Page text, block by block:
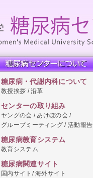
糖尿病・代謝内科について
教授挨拶 / 沿革
センターの取り組み
ヤングの会 / あけぼの会 /
グループミーティング / 活動報告
糖尿病教育システム
教育システム
糖尿病関連サイト
国内サイト/ 海外サイト